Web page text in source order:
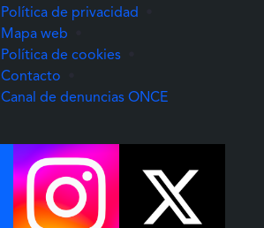
Política de privacidad
Mapa web
Política de cookies
Contacto
Canal de denuncias ONCE(Abre una